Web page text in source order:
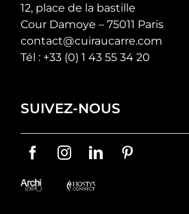
12, place de la bastille
Cour Damoye – 75011 Paris
contact@cuiraucarre.com
Tél : +33 (0) 1 43 55 34 20
SUIVEZ-NOUS